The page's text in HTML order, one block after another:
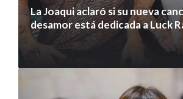
La Joaqui aclaró si su nueva
desamor está dedicada a Luck
7 agosto 2026